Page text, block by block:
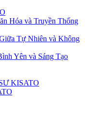
Hóa và Truyền Thống
Tự Nhiên và Không
Yên và Sáng Tạo
KISATO